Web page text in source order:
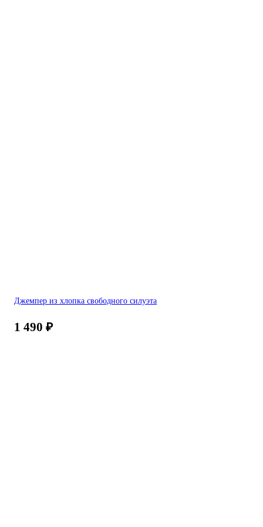
Джемпер из хлопка свободного силуэта
1 490 ₽